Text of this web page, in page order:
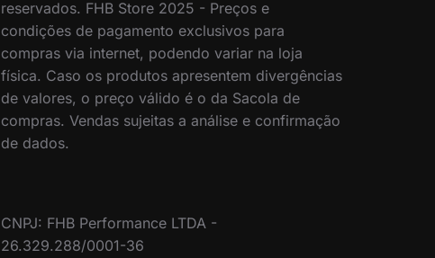
reservados. FHB Store 2025 - Preços e
condições de pagamento exclusivos para
compras via internet, podendo variar na loja
física. Caso os produtos apresentem divergências
de valores, o preço válido é o da Sacola de
compras. Vendas sujeitas a análise e confirmação
de dados.
CNPJ: FHB Performance LTDA -
26.329.288/0001-36